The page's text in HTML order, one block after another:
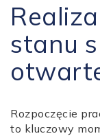
stanu
Rozpoczęcie
to kluczowy